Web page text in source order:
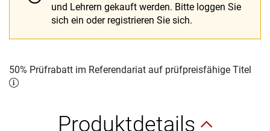
und Lehrern gekauft werden. Bitte loggen Sie
sich ein oder registrieren Sie sich.
50% Prüfrabatt im Referendariat auf prüfpreisfähige Titel
Produktdetails